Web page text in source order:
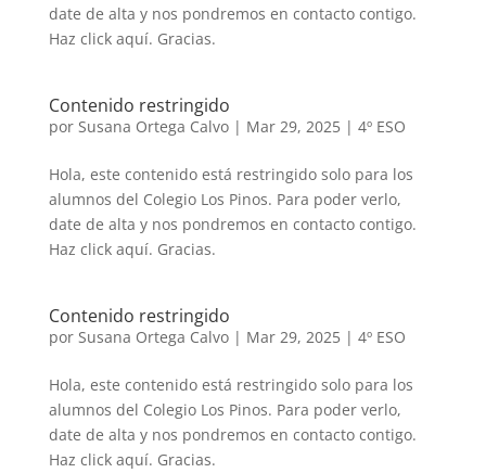
date de alta y nos pondremos en contacto contigo.
Haz click aquí. Gracias.
Contenido restringido
por Susana Ortega Calvo| Mar 29, 2025| 4º ESO
Hola, este contenido está restringido solo para los
alumnos del Colegio Los Pinos. Para poder verlo,
date de alta y nos pondremos en contacto contigo.
Haz click aquí. Gracias.
Contenido restringido
por Susana Ortega Calvo| Mar 29, 2025| 4º ESO
Hola, este contenido está restringido solo para los
alumnos del Colegio Los Pinos. Para poder verlo,
date de alta y nos pondremos en contacto contigo.
Haz click aquí. Gracias.